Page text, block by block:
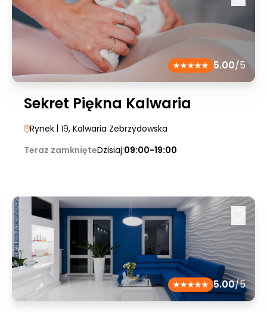
5.00/5
Sekret Piękna Kalwaria
Rynek | 19, Kalwaria Zebrzydowska
Teraz zamknięteDzisiaj:09:00-19:00
5.00/5